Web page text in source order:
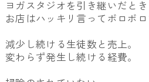
ヨガスタジオを引き継いだとき
お店はハッキリ言ってボロボロ
減少し続ける生徒数と売上。
変わらず発生し続ける経費。